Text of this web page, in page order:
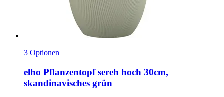
3 Optionen
elho Pflanzentopf sereh hoch 30cm,
skandinavisches grün